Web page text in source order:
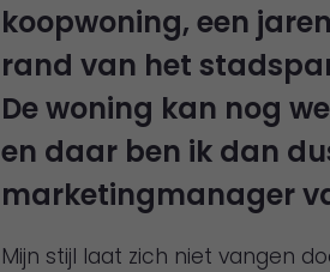
koopwoning, een
rand van het
De woning kan nog
en daar ben ik dan
marketingmanager
Mijn stijl laat zich niet vangen